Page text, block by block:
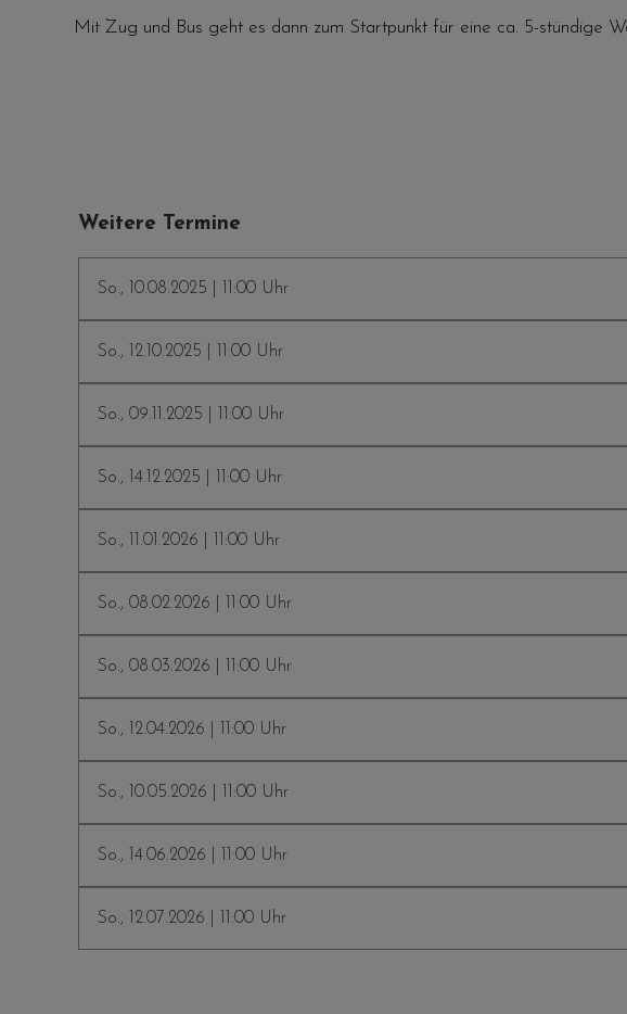
Mit Zug und Bus geht es dann zum Startpunkt für eine ca. 5-stündige
Weitere Termine
So., 10.08.2025 | 11:00 Uhr
So., 12.10.2025 | 11:00 Uhr
So., 09.11.2025 | 11:00 Uhr
So., 14.12.2025 | 11:00 Uhr
So., 11.01.2026 | 11:00 Uhr
So., 08.02.2026 | 11:00 Uhr
So., 08.03.2026 | 11:00 Uhr
So., 12.04.2026 | 11:00 Uhr
So., 10.05.2026 | 11:00 Uhr
So., 14.06.2026 | 11:00 Uhr
So., 12.07.2026 | 11:00 Uhr